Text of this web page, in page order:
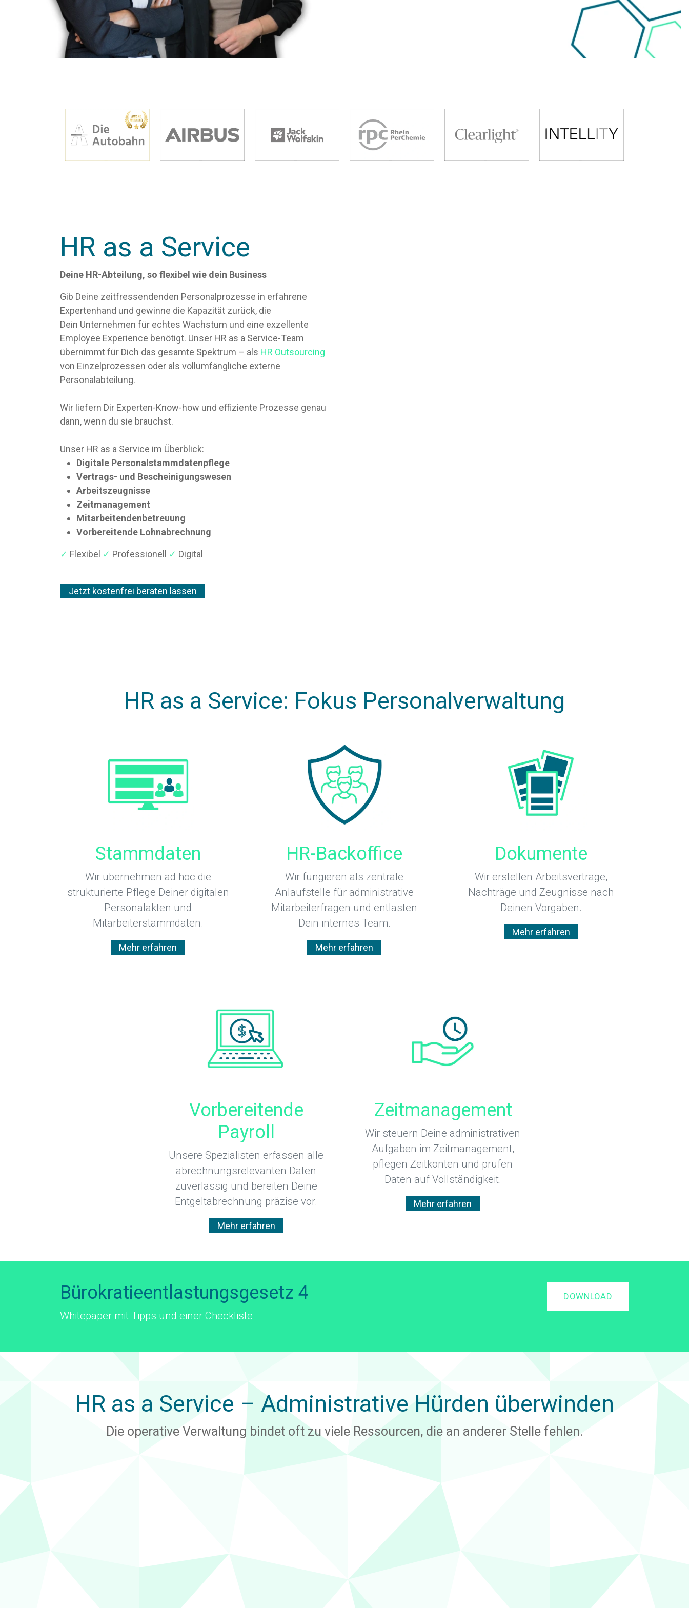
HR as a Service
Deine HR-Abteilung, so flexibel wie dein Business
Gib Deine zeitfressendenden Personalprozesse in erfahrene
Expertenhand und gewinne die Kapazität zurück, die
Dein Unternehmen für echtes Wachstum und eine exzellente
Employee Experience benötigt. Unser HR as a Service-Team
übernimmt für Dich das gesamte Spektrum – als HR Outsourcing
von Einzelprozessen oder als vollumfängliche externe
Personalabteilung.
Wir liefern Dir Experten-Know-how und effiziente Prozesse genau
dann, wenn du sie brauchst.
Unser HR as a Service im Überblick:
Digitale Personalstammdatenpflege
Vertrags- und Bescheinigungswesen
Arbeitszeugnisse
Zeitmanagement
Mitarbeitendenbetreuung
Vorbereitende Lohnabrechnung
✓ Flexibel ✓ Professionell ✓ Digital
Jetzt kostenfrei beraten lassen
HR as a Service: Fokus Personalverwaltung
Stammdaten
Wir übernehmen ad hoc die
strukturierte Pflege Deiner digitalen
Personalakten und
Mitarbeiterstammdaten.
Mehr erfahren
HR-Backoffice
Wir fungieren als zentrale
Anlaufstelle für administrative
Mitarbeiterfragen und entlasten
Dein internes Team.
Mehr erfahren
Dokumente
Wir erstellen Arbeitsverträge,
Nachträge und Zeugnisse nach
Deinen Vorgaben.
Mehr erfahren
Vorbereitende
Payroll
Unsere Spezialisten erfassen alle
abrechnungsrelevanten Daten
zuverlässig und bereiten Deine
Entgeltabrechnung präzise vor.
Mehr erfahren
Zeitmanagement
Wir steuern Deine administrativen
Aufgaben im Zeitmanagement,
pflegen Zeitkonten und prüfen
Daten auf Vollständigkeit.
Mehr erfahren
Bürokratieentlastungsgesetz 4
Whitepaper mit Tipps und einer Checkliste
DOWNLOAD
HR as a Service – Administrative Hürden überwinden
Die operative Verwaltung bindet oft zu viele Ressourcen, die an anderer Stelle fehlen.